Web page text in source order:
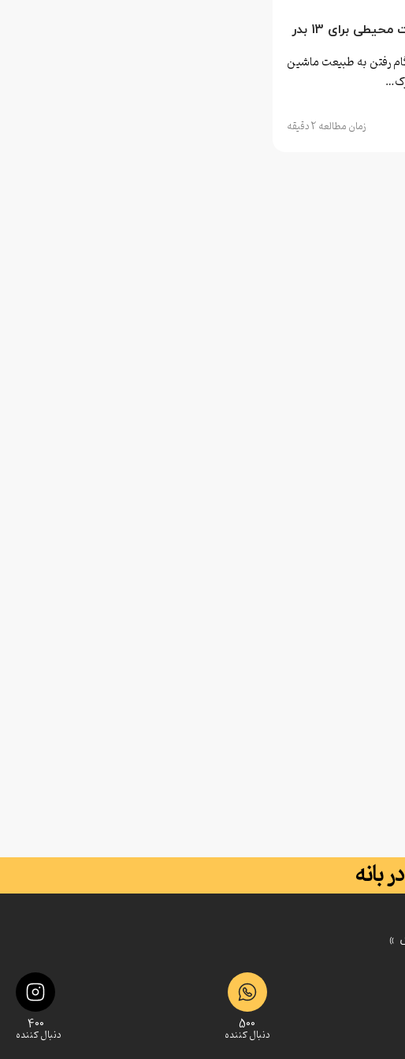
برای 13 بدر
رفتن به طبیعت ماشین
زمان مطالعه 2 دقیقه
بانه
»
500
دنبال کننده 400
دنبال کننده